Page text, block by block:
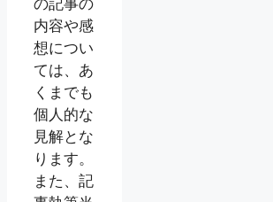
内容や感
想につい
ては、あ
くまでも
個人的な
見解とな
ります。
また、記